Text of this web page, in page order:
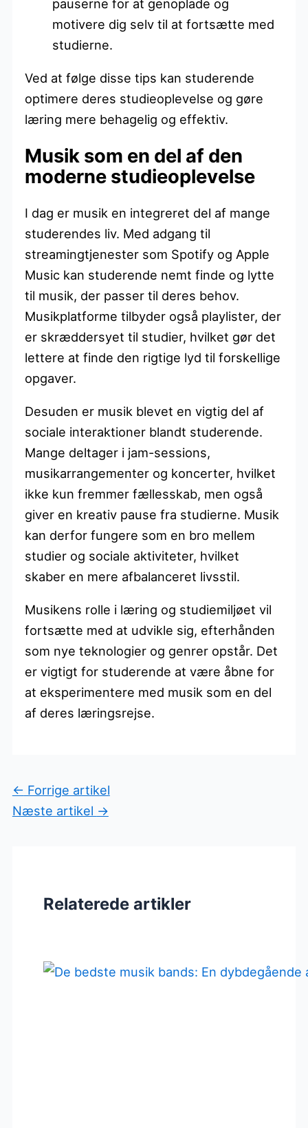
pauserne for at genoplade og
motivere dig selv til at fortsætte med
studierne.
Ved at følge disse tips kan studerende
optimere deres studieoplevelse og gøre
læring mere behagelig og effektiv.
Musik som en del af den
moderne studieoplevelse
I dag er musik en integreret del af mange
studerendes liv. Med adgang til
streamingtjenester som Spotify og Apple
Music kan studerende nemt finde og lytte
til musik, der passer til deres behov.
Musikplatforme tilbyder også playlister, der
er skræddersyet til studier, hvilket gør det
lettere at finde den rigtige lyd til forskellige
opgaver.
Desuden er musik blevet en vigtig del af
sociale interaktioner blandt studerende.
Mange deltager i jam-sessions,
musikarrangementer og koncerter, hvilket
ikke kun fremmer fællesskab, men også
giver en kreativ pause fra studierne. Musik
kan derfor fungere som en bro mellem
studier og sociale aktiviteter, hvilket
skaber en mere afbalanceret livsstil.
Musikens rolle i læring og studiemiljøet vil
fortsætte med at udvikle sig, efterhånden
som nye teknologier og genrer opstår. Det
er vigtigt for studerende at være åbne for
at eksperimentere med musik som en del
af deres læringsrejse.
← Forrige artikel
Næste artikel →
Relaterede artikler